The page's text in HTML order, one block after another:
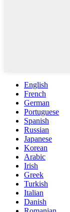
English
French
German
Portuguese
Spanish
Russian
Japanese
Korean
Arabic
Irish
Greek
Turkish
Italian
Danish